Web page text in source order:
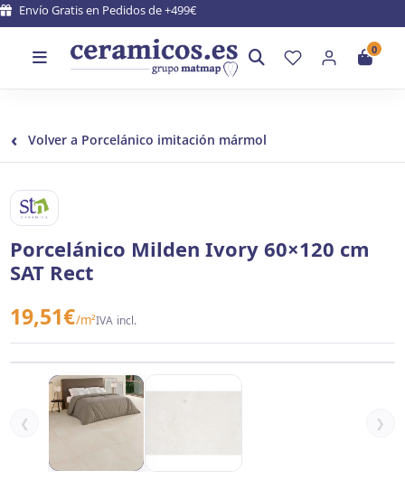
Envío Gratis en Pedidos de +499€
0
‹ Volver a Porcelánico imitación mármol
STN CERAMICA
Porcelánico Milden Ivory 60×120 cm
SAT Rect
19,51€/m²IVA incl.
❮ ❯